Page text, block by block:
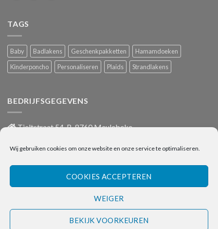
Wij gebruiken cookies om onze website en onze service te optimaliseren.
COOKIES ACCEPTEREN
WEIGER
BEKIJK VOORKEUREN
TAGS
Baby Badlakens Geschenkpakketten
Hamamdoeken
Kinderponcho
Personaliseren Plaids Strandlakens
BEDRIJFSGEGEVENS
Tieltstraat 54, B-8760 Meulebeke
info@onlinehanddoeken.be
BTW nr.: BE0860.852.630
Visa Bancontact
Bank
Transfer
IDeal